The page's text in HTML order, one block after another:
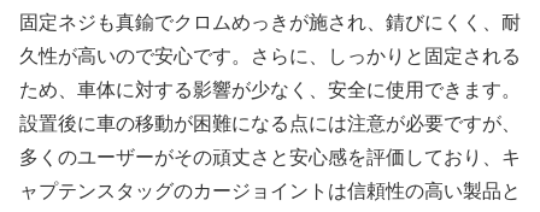
固定ネジも真鍮でクロムめっきが施され、錆びにくく、耐
久性が高いので安心です。さらに、しっかりと固定される
ため、車体に対する影響が少なく、安全に使用できます。
設置後に車の移動が困難になる点には注意が必要ですが、
多くのユーザーがその頑丈さと安心感を評価しており、キ
ャプテンスタッグのカージョイントは信頼性の高い製品と